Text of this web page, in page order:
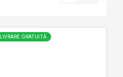
LIVRARE GRATUITĂ